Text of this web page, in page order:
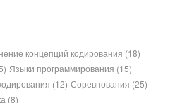
концепций кодирования (18)
Языки программирования (15)
(12) Соревнования (25)
(8)